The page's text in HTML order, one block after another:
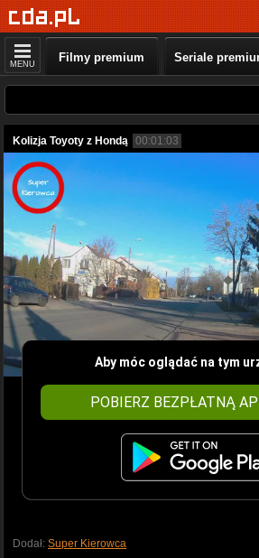
MENU Filmy premium Seriale
Kolizja Toyoty z Hondą 00:01:03
Aby móc oglądać na tym
POBIERZ BEZPŁATNĄ
Dodał: Super Kierowca